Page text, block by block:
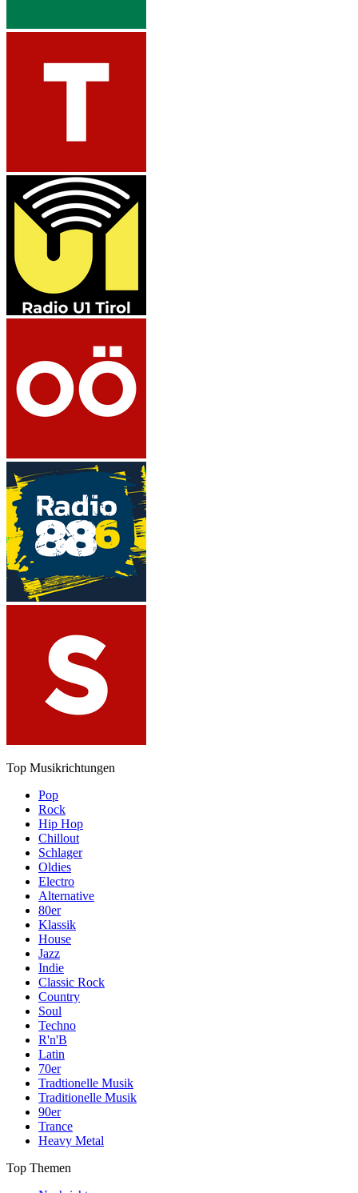
Top Musikrichtungen
Pop
Rock
Hip Hop
Chillout
Schlager
Oldies
Electro
Alternative
80er
Klassik
House
Jazz
Indie
Classic Rock
Country
Soul
Techno
R'n'B
Latin
70er
Tradtionelle Musik
Traditionelle Musik
90er
Trance
Heavy Metal
Top Themen